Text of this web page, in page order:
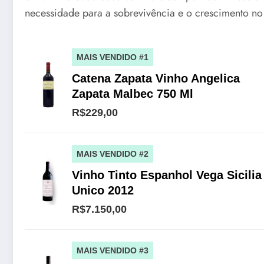
necessidade para a sobrevivência e o crescimento
MAIS VENDIDO #1
Catena Zapata Vinho Angelica
Zapata Malbec 750 Ml
R$229,00
MAIS VENDIDO #2
Vinho Tinto Espanhol Vega Sicilia
Unico 2012
R$7.150,00
MAIS VENDIDO #3